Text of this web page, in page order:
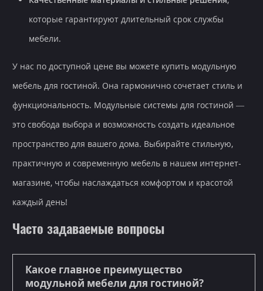
которые гарантируют длительный срок службы
мебели.
У нас по доступной цене вы можете купить модульную
мебель для гостиной. Она гармонично сочетает стиль и
функциональность. Модульные системы для гостиной —
это свобода выбора и возможность создать идеальное
пространство для вашего дома. Выбирайте стильную,
практичную и современную мебель в нашем интернет-
магазине, чтобы наслаждаться комфортом и красотой
каждый день!
Часто задаваемые вопросы
Какое главное преимущество
модульной мебели для гостиной?